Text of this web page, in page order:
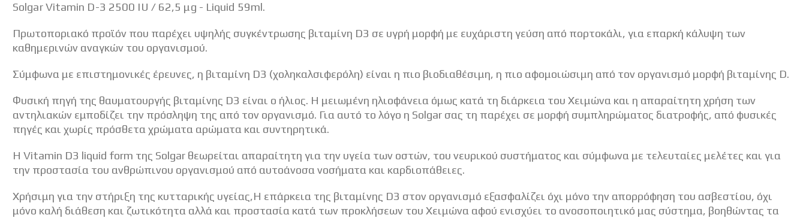
Solgar Vitamin D-3 2500 IU / 62,5 μg - Liquid 59ml.
Πρωτοποριακό προϊόν που παρέχει υψηλής συγκέντρωσης βιταμίνη D3 σε υγρή μορφή με ευχάριστη γεύση από πορτοκάλι, για επαρκή κάλυψη των
καθημερινών αναγκών του οργανισμού.
Σύμφωνα με επιστημονικές έρευνες, η βιταμίνη D3 (χοληκαλσιφερόλη) είναι η πιο βιοδιαθέσιμη, η πιο αφομοιώσιμη από τον οργανισμό μορφή βιταμίνης D.
Φυσική πηγή της θαυματουργής βιταμίνης D3 είναι ο ήλιος. Η μειωμένη ηλιοφάνεια όμως κατά τη διάρκεια του Χειμώνα και η απαραίτητη χρήση των
αντηλιακών εμποδίζει την πρόσληψη της από τον οργανισμό. Για αυτό το λόγο η Solgar σας τη παρέχει σε μορφή συμπληρώματος διατροφής, από φυσικές
πηγές και χωρίς πρόσθετα χρώματα αρώματα και συντηρητικά.
Η Vitamin D3 liquid form της Solgar θεωρείται απαραίτητη για την υγεία των οστών, του νευρικού συστήματος και σύμφωνα με τελευταίες μελέτες και για
την προστασία του ανθρώπινου οργανισμού από αυτοάνοσα νοσήματα και καρδιοπάθειες.
Χρήσιμη για την στήριξη της κυτταρικής υγείας,Η επάρκεια της βιταμίνης D3 στον οργανισμό εξασφαλίζει όχι μόνο την απορρόφηση του ασβεστίου, όχι
μόνο καλή διάθεση και ζωτικότητα αλλά και προστασία κατά των προκλήσεων του Χειμώνα αφού ενισχύει το ανοσοποιητικό μας σύστημα, βοηθώντας τα